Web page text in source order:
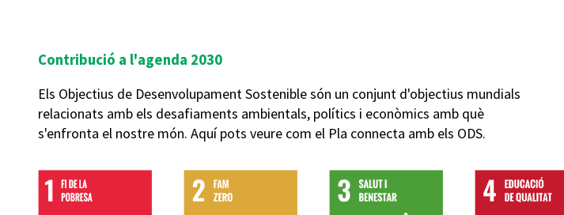
Contribució a l'agenda 2030
Els Objectius de Desenvolupament Sostenible són un conjunt d'objectius mundials
relacionats amb els desafiaments ambientals, polítics i econòmics amb què
s'enfronta el nostre món. Aquí pots veure com el Pla connecta amb els ODS.